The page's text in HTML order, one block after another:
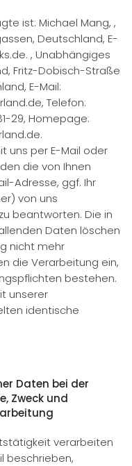
ist: Michael Mang, ,
Deutschland, E-
, Unabhängiges
Fritz-Dobisch-Straße
E-Mail:
Telefon:
29, Homepage:
uns per E-Mail oder
die von Ihnen
Adresse, ggf. Ihr
von uns
beantworten. Die in
Daten löschen
nicht mehr
die Verarbeitung ein,
bestehen.
unserer
identische
Daten bei der
Zweck und
verarbeiten
beschrieben,